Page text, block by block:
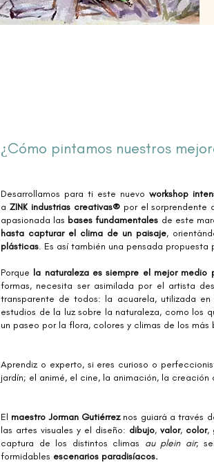
¿Cómo pintamos nuestros
Desarrollamos para ti este nuevo workshop
a ZINK industrias creativas®por el sorprendente
apasionada las bases fundamentales de este
hasta capturar el clima de un paisaje,
plásticas. Es así también una pensada
Porque la naturaleza es siempre el mejor
formas, necesita ser asimilada por el artista
transparente de todos: la acuarela, utilizada en
estudios de la luz sobre la naturaleza, como los
un paseo por la flora, colores y climas de los más
Aprendiz o experto, si eres curioso o
jardín; el animé, el cine, la animación, la
El maestro Jorman Gutiérrez nos guiará a través
las artes visuales y el diseño: dibujo,valor, color,
captura de los distintos climas au plein air;
formidables escenarios paradisíacos.